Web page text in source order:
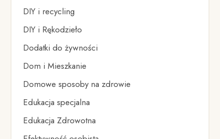
DIY i recycling
DIY i Rękodzieło
Dodatki do żywności
Dom i Mieszkanie
Domowe sposoby na zdrowie
Edukacja specjalna
Edukacja Zdrowotna